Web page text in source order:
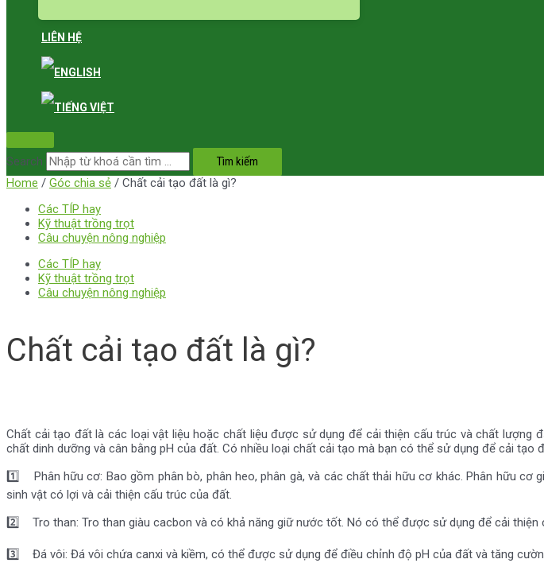
LIÊN HỆ
Search
Tìm kiếm
Home / Góc chia sẻ / Chất cải tạo đất là gì?
Các TÍP hay
Kỹ thuật trồng trọt
Câu chuyện nông nghiệp
Các TÍP hay
Kỹ thuật trồng trọt
Câu chuyện nông nghiệp
Chất cải tạo đất là gì?
Chất cải tạo đất là các loại vật liệu hoặc chất liệu được sử dụng để cải thiện cấu trúc và chất lượng
chất dinh dưỡng và cân bằng pH của đất. Có nhiều loại chất cải tạo mà bạn có thể sử dụng để cải
1️⃣ Phân hữu cơ: Bao gồm phân bò, phân heo, phân gà, và các chất thải hữu cơ khác. Phân hữu cơ
sinh vật có lợi và cải thiện cấu trúc của đất.
2️⃣ Tro than: Tro than giàu cacbon và có khả năng giữ nước tốt. Nó có thể được sử dụng để cải thiện
3️⃣ Đá vôi: Đá vôi chứa canxi và kiềm, có thể được sử dụng để điều chỉnh độ pH của đất và tăng